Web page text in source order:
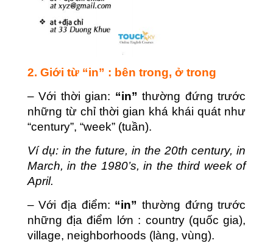
2. Giới từ “in” : bên trong, ở trong
– Với thời gian: “in” thường đứng trước
những từ chỉ thời gian khá khái quát như
“century”, “week” (tuần).
Ví dụ: in the future, in the 20th century, in
March, in the 1980’s, in the third week of
April.
– Với địa điểm: “in” thường đứng trước
những địa điểm lớn : country (quốc gia),
village, neighborhoods (làng, vùng).